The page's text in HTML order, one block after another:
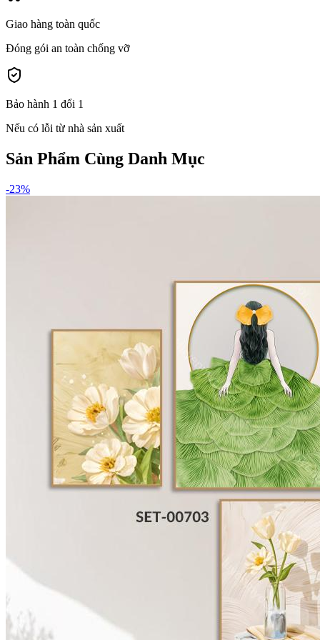
Giao hàng toàn quốc
Đóng gói an toàn chống vỡ
Bảo hành 1 đổi 1
Nếu có lỗi từ nhà sản xuất
Sản Phẩm Cùng Danh Mục
-23%